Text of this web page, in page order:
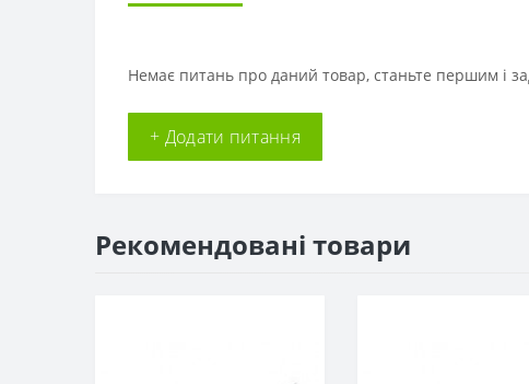
Немає питань про даний товар, станьте першим і
+ Додати питання
Рекомендовані товари